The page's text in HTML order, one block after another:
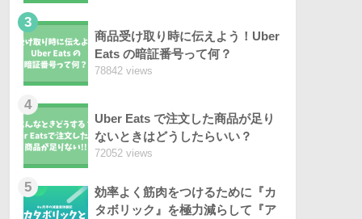
3
商品受け取り時に伝えよう！Uber
Eats の暗証番号って何？
78842 views
4
Uber Eats で注文した商品が足り
ないときはどうしたらいい？
72052 views
5
効率よく筋肉をつけるために『カ
タボリック』を極力減らして『ア